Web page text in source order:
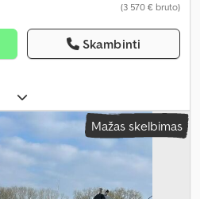
(3 570 € bruto)
Skambinti
Mažas skelbimas